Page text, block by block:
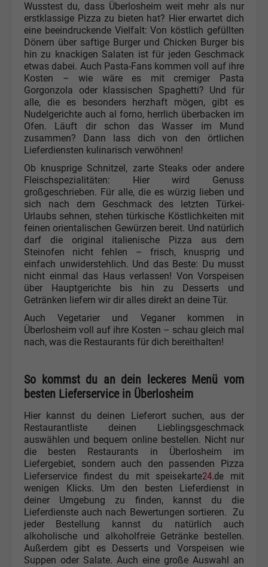
Wusstest du, dass Überlosheim weit mehr als nur
erstklassige Pizza zu bieten hat? Hier erwartet dich
eine beeindruckende Vielfalt: Von köstlich gefüllten
Dönern über saftige Burger und Chicken Burger bis
hin zu knackigen Salaten ist für jeden Geschmack
etwas dabei. Auch Pasta-Fans kommen voll auf ihre
Kosten – wie wäre es mit cremiger Pasta
Gorgonzola oder klassischen Spaghetti? Und für
alle, die es besonders herzhaft mögen, gibt es
Nudelgerichte auch al forno, herrlich überbacken im
Ofen. Läuft dir schon das Wasser im Mund
zusammen? Dann lass dich von den örtlichen
Lieferdiensten kulinarisch verwöhnen!
Ob knusprige Schnitzel, zarte Steaks oder andere
Fleischspezialitäten: Hier wird Genuss
großgeschrieben. Für alle, die es würzig lieben und
sich nach dem Geschmack des letzten Türkei-
Urlaubs sehnen, stehen türkische Köstlichkeiten mit
feinen orientalischen Gewürzen bereit. Und natürlich
darf die original italienische Pizza aus dem
Steinofen nicht fehlen – frisch, knusprig und
einfach unwiderstehlich. Und das Beste: Du musst
nicht einmal das Haus verlassen! Von Vorspeisen
über Hauptgerichte bis hin zu Desserts und
Getränken liefern wir dir alles direkt an deine Tür.
Auch Vegetarier und Veganer kommen in
Überlosheim voll auf ihre Kosten – schau gleich mal
nach, was die Restaurants für dich bereithalten!
So kommst du an dein leckeres Menü vom
besten Lieferservice in Überlosheim
Hier kannst du deinen Lieferort suchen, aus der
Restaurantliste deinen Lieblingsgeschmack
auswählen und bequem online bestellen. Nicht nur
die besten Restaurants in Überlosheim im
Liefergebiet, sondern auch den passenden Pizza
Lieferservice findest du mit speisekarte24.de mit
wenigen Klicks. Um den besten Lieferdienst in
deiner Umgebung zu finden, kannst du die
Lieferdienste auch nach Bewertungen sortieren. Zu
jeder Bestellung kannst du natürlich auch
alkoholische und alkoholfreie Getränke bestellen.
Außerdem gibt es Desserts und Vorspeisen wie
Suppen oder Salate. Auch eine große Auswahl an